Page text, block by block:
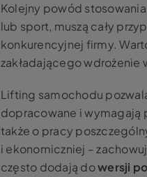
Kolejny powód
lub sport, muszą cały
konkurencyjnej firmy.
zakładającego wdrożenie
Lifting samochodu
dopracowane i wymagają
także o pracy
i ekonomiczniej –
często dodają dowersji